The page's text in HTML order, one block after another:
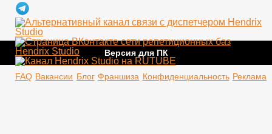
FAQ Вакансии Блог Франшиза Конфиденциальность Реклама
Версия для ПК